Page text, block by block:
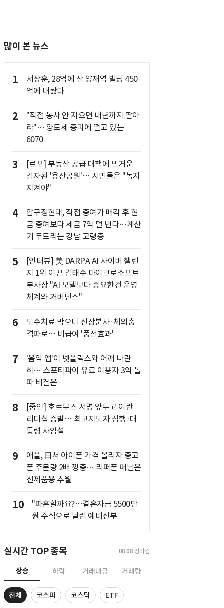
많이 본 뉴스
1
서장훈, 28억에 산 양재역 빌딩 450
억에 내놨다
2
"직접 농사 안 지으면 내년까지 팔아
라"… 양도세 중과에 떨고 있는
6070
3
[르포] 부동산 공급 대책에 뜨거운
감자된 '용산공원'… 시민들은 "녹지
지켜야"
4
압구정현대, 직접 증여가 매각 후 현
금 증여보다 세금 7억 덜 낸다…계산
기 두드리는 강남 고령층
5
[인터뷰] 美 DARPA AI 사이버 챌린
지 1위 이끈 김태수 마이크로소프트
부사장 "AI 모델보다 중요한건 운영
체계와 거버넌스"
6
도수치료 막으니 신장분사·체외충
격파로… 비급여 '풍선효과'
7
'음악 앱'이 넷플릭스와 어깨 나란
히… 스포티파이 유료 이용자 3억 돌
파 비결은
8
[줌인] 호르무즈 서명 앞두고 이란
리더십 증발… 최고지도자 잠행·대
통령 사임설
9
애플, 日서 아이폰 가격 올리자 중고
폰 주문량 2배 껑충… 리퍼폰 패널은
신제품용 추월
10
"파혼할까요?…결혼자금 5500만
원 주식으로 날린 예비신부
실시간 TOP 종목 08.08 장마감
상승 하락 거래대금 거래량
전체 코스피 코스닥 ETF